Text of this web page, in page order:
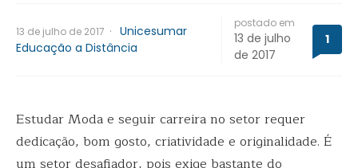
13 de julho de 2017 · Unicesumar
Educação a Distância
postado em
13 de julho
de 2017
1
Estudar Moda e seguir carreira no setor requer
dedicação, bom gosto, criatividade e originalidade. É